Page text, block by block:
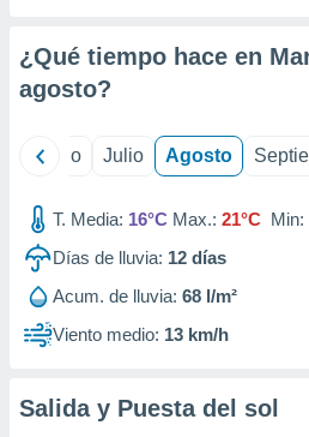
e
mediante
publicidad
publicidad
de
1199
¿Qué tiempo hace en
agosto?
Junio Julio Agosto
T. Media: 16°C Max.: 21°C Min:
Días de lluvia: 12 días
Acum. de lluvia: 68 l/m²
Viento medio: 13 km/h
Salida y Puesta del sol